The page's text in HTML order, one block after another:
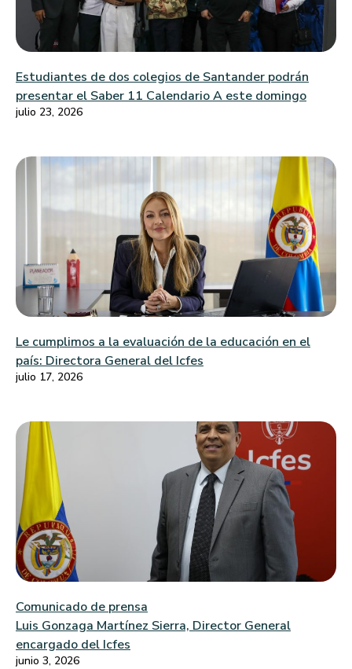
Estudiantes de dos colegios de Santander podrán
presentar el Saber 11 Calendario A este domingo
julio 23, 2026
Le cumplimos a la evaluación de la educación en el
país: Directora General del Icfes
julio 17, 2026
Comunicado de prensa
Luis Gonzaga Martínez Sierra, Director General
encargado del Icfes
junio 3, 2026